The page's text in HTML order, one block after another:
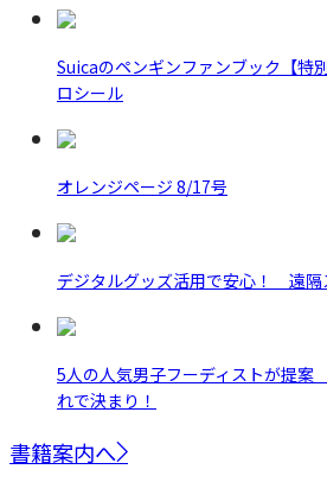
Suicaのペンギンファンブック【特
ロシール
オレンジページ 8/17号
デジタルグッズ活用で安心！ 遠隔
5人の人気男子フーディストが提
れで決まり！
書籍案内へ